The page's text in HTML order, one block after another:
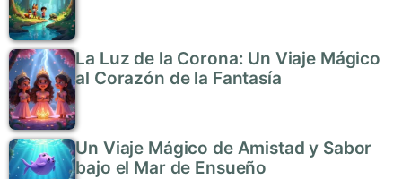
La Luz de la Corona: Un Viaje Mágico
al Corazón de la Fantasía
Un Viaje Mágico de Amistad y Sabor
bajo el Mar de Ensueño